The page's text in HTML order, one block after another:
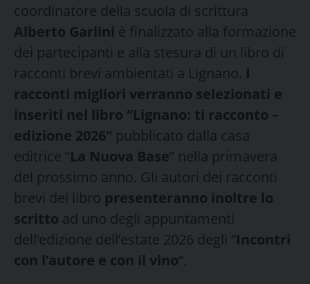
coordinatore della scuola di scrittura
Alberto Garlini è finalizzato alla formazione
dei partecipanti e alla stesura di un libro di
racconti brevi ambientati a Lignano. I
racconti migliori verranno selezionati e
inseriti nel libro “Lignano: ti racconto –
edizione 2026″ pubblicato dalla casa
editrice “La Nuova Base” nella primavera
del prossimo anno. Gli autori dei racconti
brevi del libro presenteranno inoltre lo
scritto ad uno degli appuntamenti
dell’edizione dell’estate 2026 degli “Incontri
con l’autore e con il vino“.